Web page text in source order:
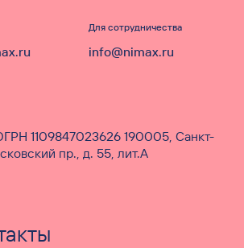
Для сотрудничества
info@nimax.ru
1109847023626 190005, Санкт-
пр., д. 55, лит.А